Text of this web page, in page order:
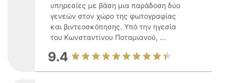
υπηρεσίες με βάση μια παράδοση δύο
γενεών στον χώρο της φωτογραφίας
και βιντεοσκόπησης. Υπό την ηγεσία
του Κωνσταντίνου Ποταμιανού, ...
9.4